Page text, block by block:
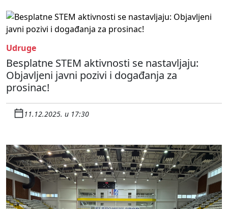
Udruge
Besplatne STEM aktivnosti se nastavljaju:
Objavljeni javni pozivi i događanja za
prosinac!
11.12.2025. u 17:30